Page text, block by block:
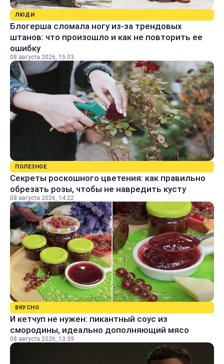
ЛЮДИ
Блогерша сломала ногу из-за трендовых
штанов: что произошло и как не повторить ее
ошибку
08 августа 2026, 15:03
ПОЛЕЗНОЕ
Секреты роскошного цветения: как правильно
обрезать розы, чтобы не навредить кусту
08 августа 2026, 14:22
ВКУСНО
И кетчуп не нужен: пикантный соус из
смородины, идеально дополняющий мясо
08 августа 2026, 13:39